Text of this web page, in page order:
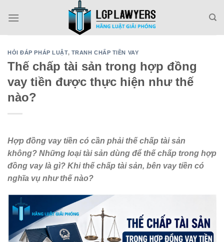
HỎI ĐÁP PHÁP LUẬT, TRANH CHẤP TIỀN VAY
Thế chấp tài sản trong hợp đồng
vay tiền được thực hiện như thế
nào?
Hợp đồng vay tiền có cần phải thế chấp tài sản
không? Những loại tài sản dùng để thế chấp trong hợp
đồng vay là gì? Khi thế chấp tài sản, bên vay tiền có
nghĩa vụ như thế nào?